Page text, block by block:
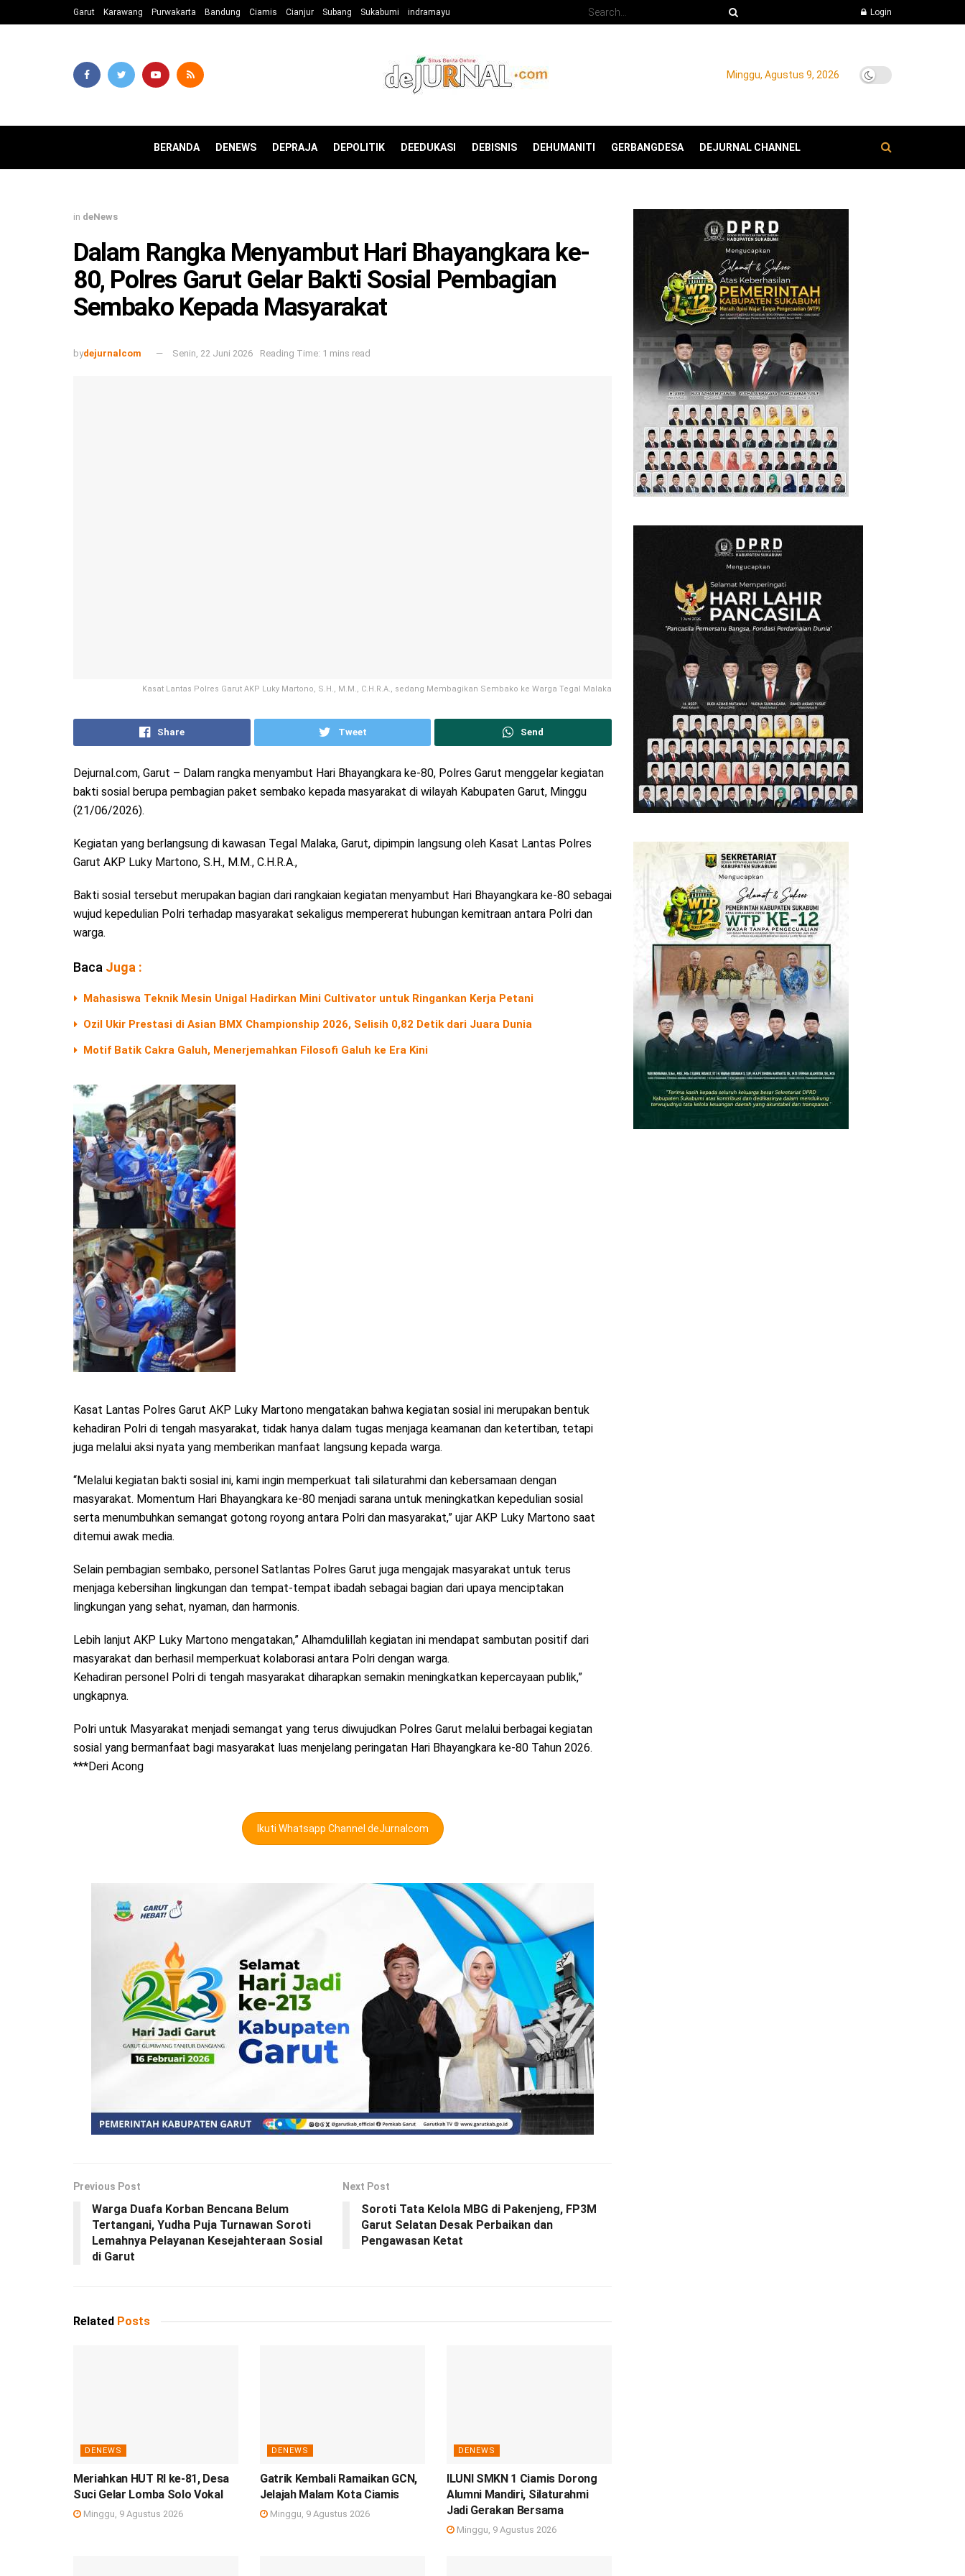
Garut Karawang Purwakarta Bandung Ciamis Cianjur Subang Sukabumi indramayu Login
Minggu, Agustus 9, 2026
BERANDA DENEWS DEPRAJA DEPOLITIK DEEDUKASI DEBISNIS DEHUMANITI GERBANGDESA DEJURNAL CHANNEL
in deNews
Dalam Rangka Menyambut Hari Bhayangkara ke-
80, Polres Garut Gelar Bakti Sosial Pembagian
Sembako Kepada Masyarakat
bydejurnalcom Senin, 22 Juni 2026 Reading Time: 1 mins read
Kasat Lantas Polres Garut AKP Luky Martono, S.H., M.M., C.H.R.A., sedang Membagikan Sembako ke Warga Tegal Malaka
Share Tweet Send
Dejurnal.com, Garut – Dalam rangka menyambut Hari Bhayangkara ke-80, Polres Garut menggelar kegiatan
bakti sosial berupa pembagian paket sembako kepada masyarakat di wilayah Kabupaten Garut, Minggu
(21/06/2026).
Kegiatan yang berlangsung di kawasan Tegal Malaka, Garut, dipimpin langsung oleh Kasat Lantas Polres
Garut AKP Luky Martono, S.H., M.M., C.H.R.A.,
Bakti sosial tersebut merupakan bagian dari rangkaian kegiatan menyambut Hari Bhayangkara ke-80 sebagai
wujud kepedulian Polri terhadap masyarakat sekaligus mempererat hubungan kemitraan antara Polri dan
warga.
Baca Juga :
Mahasiswa Teknik Mesin Unigal Hadirkan Mini Cultivator untuk Ringankan Kerja Petani
Ozil Ukir Prestasi di Asian BMX Championship 2026, Selisih 0,82 Detik dari Juara Dunia
Motif Batik Cakra Galuh, Menerjemahkan Filosofi Galuh ke Era Kini
Kasat Lantas Polres Garut AKP Luky Martono mengatakan bahwa kegiatan sosial ini merupakan bentuk
kehadiran Polri di tengah masyarakat, tidak hanya dalam tugas menjaga keamanan dan ketertiban, tetapi
juga melalui aksi nyata yang memberikan manfaat langsung kepada warga.
“Melalui kegiatan bakti sosial ini, kami ingin memperkuat tali silaturahmi dan kebersamaan dengan
masyarakat. Momentum Hari Bhayangkara ke-80 menjadi sarana untuk meningkatkan kepedulian sosial
serta menumbuhkan semangat gotong royong antara Polri dan masyarakat,” ujar AKP Luky Martono saat
ditemui awak media.
Selain pembagian sembako, personel Satlantas Polres Garut juga mengajak masyarakat untuk terus
menjaga kebersihan lingkungan dan tempat-tempat ibadah sebagai bagian dari upaya menciptakan
lingkungan yang sehat, nyaman, dan harmonis.
Lebih lanjut AKP Luky Martono mengatakan,” Alhamdulillah kegiatan ini mendapat sambutan positif dari
masyarakat dan berhasil memperkuat kolaborasi antara Polri dengan warga.
Kehadiran personel Polri di tengah masyarakat diharapkan semakin meningkatkan kepercayaan publik,”
ungkapnya.
Polri untuk Masyarakat menjadi semangat yang terus diwujudkan Polres Garut melalui berbagai kegiatan
sosial yang bermanfaat bagi masyarakat luas menjelang peringatan Hari Bhayangkara ke-80 Tahun 2026.
***Deri Acong
Ikuti Whatsapp Channel deJurnalcom
Previous Post
Warga Duafa Korban Bencana Belum
Tertangani, Yudha Puja Turnawan Soroti
Lemahnya Pelayanan Kesejahteraan Sosial
di Garut
Next Post
Soroti Tata Kelola MBG di Pakenjeng, FP3M
Garut Selatan Desak Perbaikan dan
Pengawasan Ketat
Related Posts
DENEWS
Meriahkan HUT RI ke-81, Desa
Suci Gelar Lomba Solo Vokal
Minggu, 9 Agustus 2026
DENEWS
Gatrik Kembali Ramaikan GCN,
Jelajah Malam Kota Ciamis
Minggu, 9 Agustus 2026
DENEWS
ILUNI SMKN 1 Ciamis Dorong
Alumni Mandiri, Silaturahmi
Jadi Gerakan Bersama
Minggu, 9 Agustus 2026